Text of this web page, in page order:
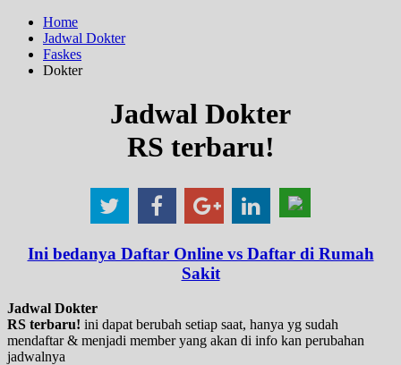
Home
Jadwal Dokter
Faskes
Dokter
Jadwal Dokter
RS terbaru!
Ini bedanya Daftar Online vs Daftar di Rumah
Sakit
Jadwal Dokter
RS terbaru! ini dapat berubah setiap saat, hanya yg sudah
mendaftar & menjadi member yang akan di info kan perubahan
jadwalnya